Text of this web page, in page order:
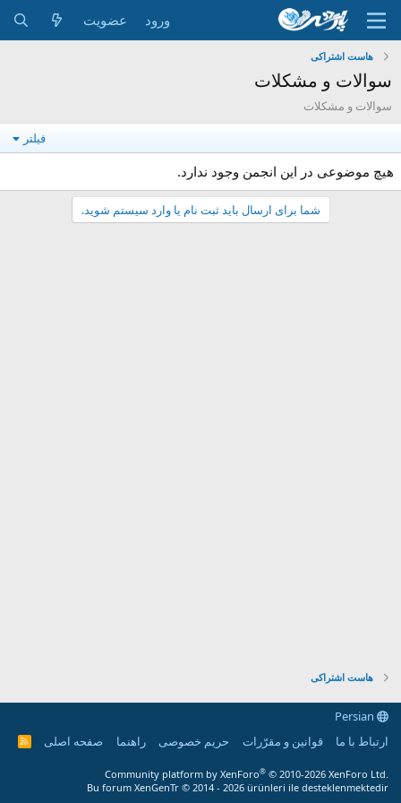
ورود عضویت
هاست اشتراکی
سوالات و مشکلات
سوالات و مشکلات
فیلتر
هیچ موضوعی در این انجمن وجود ندارد.
شما برای ارسال باید ثبت نام یا وارد سیستم شوید.
هاست اشتراکی
ارتباط با ما
قوانین و مقرّرات حریم خصوصی راهنما صفحه اصلی
R
Community platform by XenForo® © 2010-2026 XenForo Ltd.
Bu forum XenGenTr © 2014 - 2026 ürünleri ile desteklenmektedir